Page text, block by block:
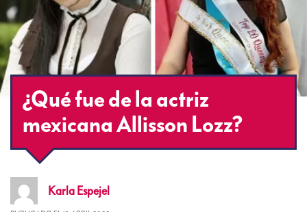
¿Qué fue de la actriz
mexicana Allisson Lozz?
Karla Espejel